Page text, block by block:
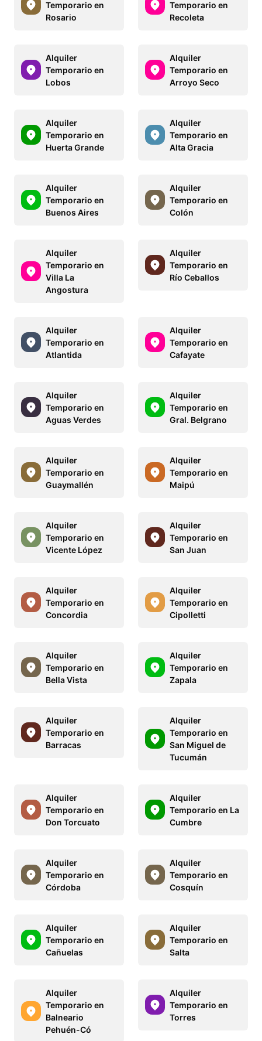
Temporario en
Rosario
Temporario en
Recoleta
Alquiler
Temporario en
Lobos
Alquiler
Temporario en
Arroyo Seco
Alquiler
Temporario en
Huerta Grande
Alquiler
Temporario en
Alta Gracia
Alquiler
Temporario en
Buenos Aires
Alquiler
Temporario en
Colón
Alquiler
Temporario en
Villa La
Angostura
Alquiler
Temporario en
Río Ceballos
Alquiler
Temporario en
Atlantida
Alquiler
Temporario en
Cafayate
Alquiler
Temporario en
Aguas Verdes
Alquiler
Temporario en
Gral. Belgrano
Alquiler
Temporario en
Guaymallén
Alquiler
Temporario en
Maipú
Alquiler
Temporario en
Vicente López
Alquiler
Temporario en
San Juan
Alquiler
Temporario en
Concordia
Alquiler
Temporario en
Cipolletti
Alquiler
Temporario en
Bella Vista
Alquiler
Temporario en
Zapala
Alquiler
Temporario en
Barracas
Alquiler
Temporario en
San Miguel de
Tucumán
Alquiler
Temporario en
Don Torcuato
Alquiler
Temporario en La
Cumbre
Alquiler
Temporario en
Córdoba
Alquiler
Temporario en
Cosquín
Alquiler
Temporario en
Cañuelas
Alquiler
Temporario en
Salta
Alquiler
Temporario en
Balneario
Pehuén-Có
Alquiler
Temporario en
Torres